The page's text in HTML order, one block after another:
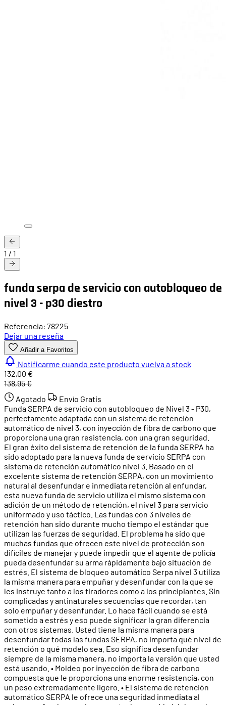
1 / 1
funda serpa de servicio con autobloqueo de
nivel 3 - p30 diestro
Referencia: 78225
Dejar una reseña
Añadir a Favoritos
Notificarme cuando este producto vuelva a stock
132,00 €
138,95 €
Agotado
Envío Gratis
Funda SERPA de servicio con autobloqueo de Nivel 3 - P30,
perfectamente adaptada con un sistema de retención
automático de nivel 3, con inyección de fibra de carbono que
proporciona una gran resistencia, con una gran seguridad.
El gran éxito del sistema de retención de la funda SERPA ha
sido adoptado para la nueva funda de servicio SERPA con
sistema de retención automático nivel 3. Basado en el
excelente sistema de retención SERPA, con un movimiento
natural al desenfundar e inmediata retención al enfundar,
esta nueva funda de servicio utiliza el mismo sistema con
adición de un método de retención, el nivel 3 para servicio
uniformado y uso táctico. Las fundas con 3 niveles de
retención han sido durante mucho tiempo el estándar que
utilizan las fuerzas de seguridad. El problema ha sido que
muchas fundas que ofrecen este nivel de protección son
difíciles de manejar y puede impedir que el agente de policía
pueda desenfundar su arma rápidamente bajo situación de
estrés. El sistema de bloqueo automático Serpa nivel 3 utiliza
la misma manera para empuñar y desenfundar con la que se
les instruye tanto a los tiradores como a los principiantes. Sin
complicadas y antinaturales secuencias que recordar, tan
solo empuñar y desenfundar. Lo hace fácil cuando se está
sometido a estrés y eso puede significar la gran diferencia
con otros sistemas. Usted tiene la misma manera para
desenfundar todas las fundas SERPA, no importa qué nivel de
retención o qué modelo sea. Eso significa desenfundar
siempre de la misma manera, no importa la versión que usted
está usando. • Moldeo por inyección de fibra de carbono
compuesta que le proporciona una enorme resistencia, con
un peso extremadamente ligero. • El sistema de retención
automático SERPA le ofrece una seguridad inmediata al